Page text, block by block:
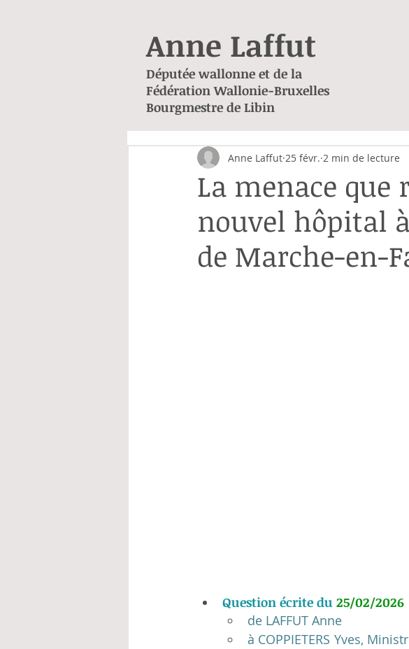
Anne Laffut
Députée wallonne et de la
Fédération Wallonie-Bruxelles
Bourgmestre de Libin
La menace
nouvel hôpital
de Marche-en-
Anne Laffut 25 févr. 2 min de lecture
Question écrite du 25/02/2026
de LAFFUT Anne
à COPPIETERS Yves,